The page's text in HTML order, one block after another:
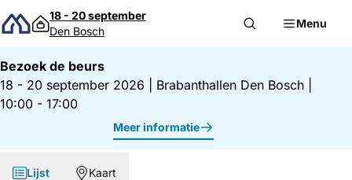
Direct naar inhoud
18 - 20 september
Den Bosch
Menu
Bezoek de beurs
18 - 20 september 2026
Brabanthallen Den Bosch
10:00 - 17:00
Meer informatie
Lijst Kaart